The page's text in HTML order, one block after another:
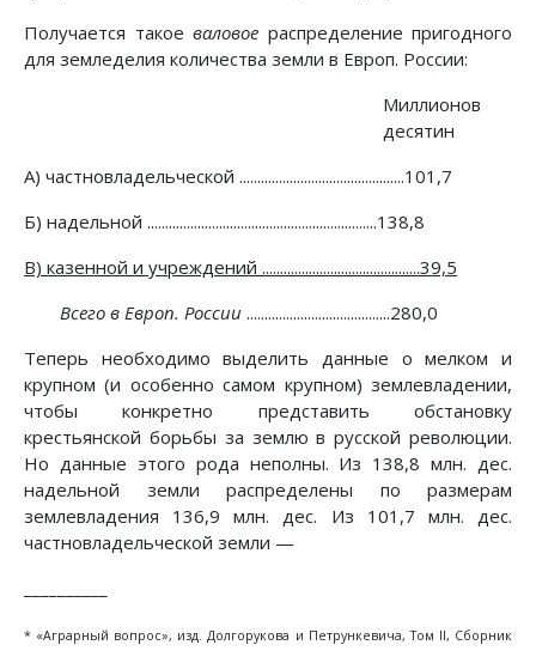
Получается такое валовое распределение пригодного
для земледелия количества земли в Европ. России:
Миллионов
десятин
A) частновладельческой ..............................................101,7
Б) надельной ................................................................138,8
B) казенной и учреждений ............................................39,5
Всего в Европ. России ........................................280,0
Теперь необходимо выделить данные о мелком и
крупном (и особенно самом крупном) землевладении,
чтобы конкретно представить обстановку
крестьянской борьбы за землю в русской революции.
Но данные этого рода неполны. Из 138,8 млн. дес.
надельной земли распределены по размерам
землевладения 136,9 млн. дес. Из 101,7 млн. дес.
частновладельческой земли —
* «Аграрный вопрос», изд. Долгорукова и Петрункевича, Том II, Сборник